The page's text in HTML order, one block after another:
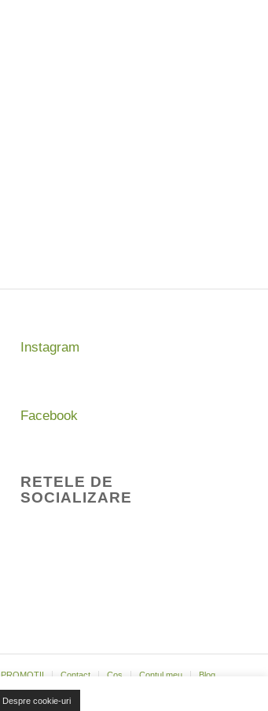
Instagram
Facebook
RETELE DE
SOCIALIZARE
PROMOȚII Contact Coș Contul meu Blog
Despre cookie-uri